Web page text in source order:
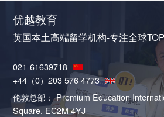
优越教育
英国本土高端留学机构-专注全球
021-61639718
+44（0）203 576 4773
伦敦总部： Premium Education
Square, EC2M 4YJ